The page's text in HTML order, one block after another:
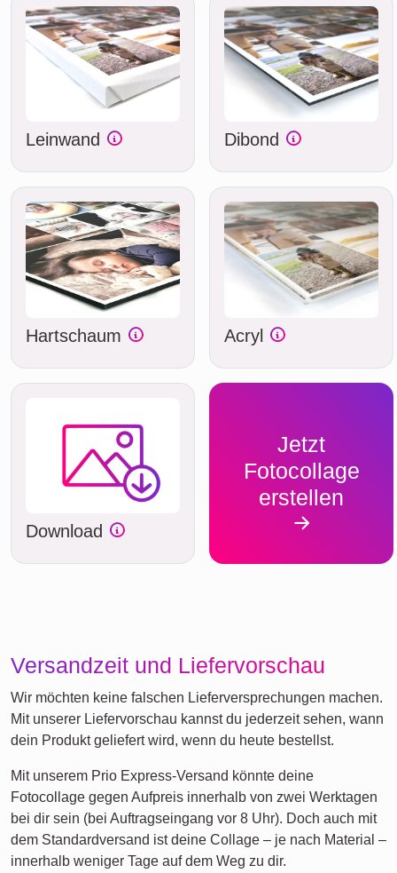
Leinwand Dibond
Hartschaum Acryl
Download
Jetzt
Fotocollage
erstellen
Versandzeit und Liefervorschau
Wir möchten keine falschen Lieferversprechungen machen.
Mit unserer Liefervorschau kannst du jederzeit sehen, wann
dein Produkt geliefert wird, wenn du heute bestellst.
Mit unserem Prio Express-Versand könnte deine
Fotocollage gegen Aufpreis innerhalb von zwei Werktagen
bei dir sein (bei Auftragseingang vor 8 Uhr). Doch auch mit
dem Standardversand ist deine Collage – je nach Material –
innerhalb weniger Tage auf dem Weg zu dir.